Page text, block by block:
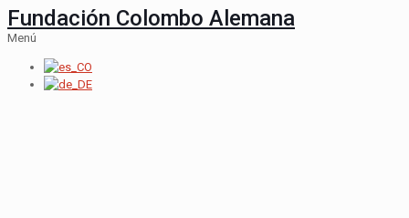
Fundación Colombo Alemana
Menú